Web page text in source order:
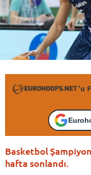
'u
Basketbol
hafta sonlandı.